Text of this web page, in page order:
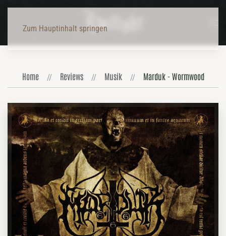
Zum Hauptinhalt springen
Home Reviews Musik Marduk - Wormwood